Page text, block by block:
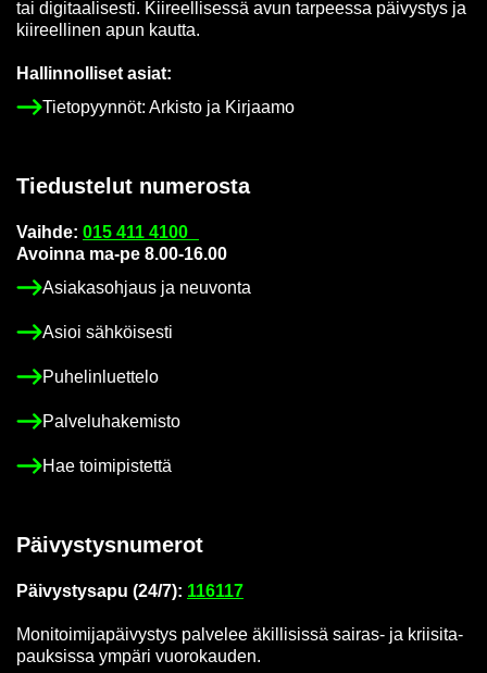
tai di­gi­taa­li­ses­ti. Kii­reel­li­ses­sä avun tar­pees­sa päi­vys­tys ja
kii­reel­li­nen apun kaut­ta.
Hal­lin­nol­li­set asiat:
Tie­to­pyyn­nöt: Ar­kis­to ja Kir­jaa­mo
Tie­dus­te­lut nu­me­ros­ta
Vaih­de: 015 411 4100
Avoin­na ma-pe 8.00-16.00
Asia­kas­oh­jaus ja neu­von­ta
Asioi säh­köi­ses­ti
Pu­he­lin­luet­te­lo
Pal­ve­lu­ha­ke­mis­to
Hae toi­mi­pis­tet­tä
Päi­vys­tys­nu­me­rot
Päi­vys­tys­a­pu (24/7): 116117
Mo­ni­toi­mi­ja­päi­vys­tys pal­ve­lee äkil­li­sis­sä sairas-​ ja krii­si­ta­
pauk­sis­sa ym­pä­ri vuo­ro­kau­den.